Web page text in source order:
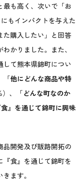
最も高く、次いで「お
もインパクトを与えた
た購入したい」と回答
かりました。また、
して熊本県錦町につい
「他にどんな商品や特
）、「どんな町なのか
』を通じて錦町に興味
品開発及び販路開拓の
食』を通じて錦町を
ます。